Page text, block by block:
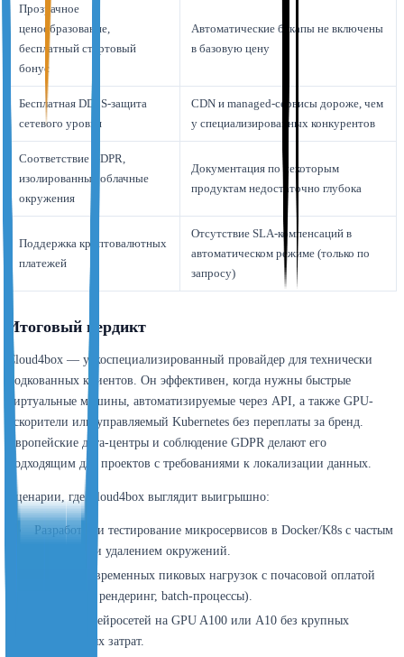
Прозрачное
ценообразование,
бесплатный стартовый
бонус
Автоматические бэкапы не включены
в базовую цену
Бесплатная DDoS-защита
сетевого уровня
CDN и managed-сервисы дороже, чем
у специализированных конкурентов
Соответствие GDPR,
изолированные облачные
окружения
Документация по некоторым
продуктам недостаточно глубока
Поддержка криптовалютных
платежей
Отсутствие SLA-компенсаций в
автоматическом режиме (только по
запросу)
Итоговый вердикт
Cloud4box — узкоспециализированный провайдер для технически
подкованных клиентов. Он эффективен, когда нужны быстрые
виртуальные машины, автоматизируемые через API, а также GPU-
ускорители или управляемый Kubernetes без переплаты за бренд.
Европейские дата-центры и соблюдение GDPR делают его
подходящим для проектов с требованиями к локализации данных.
Сценарии, где Cloud4box выглядит выигрышно:
Разработка и тестирование микросервисов в Docker/K8s с частым
созданием и удалением окружений.
Обработка временных пиковых нагрузок с почасовой оплатой
(например, рендеринг, batch-процессы).
Обучение нейросетей на GPU A100 или A10 без крупных
капитальных затрат.